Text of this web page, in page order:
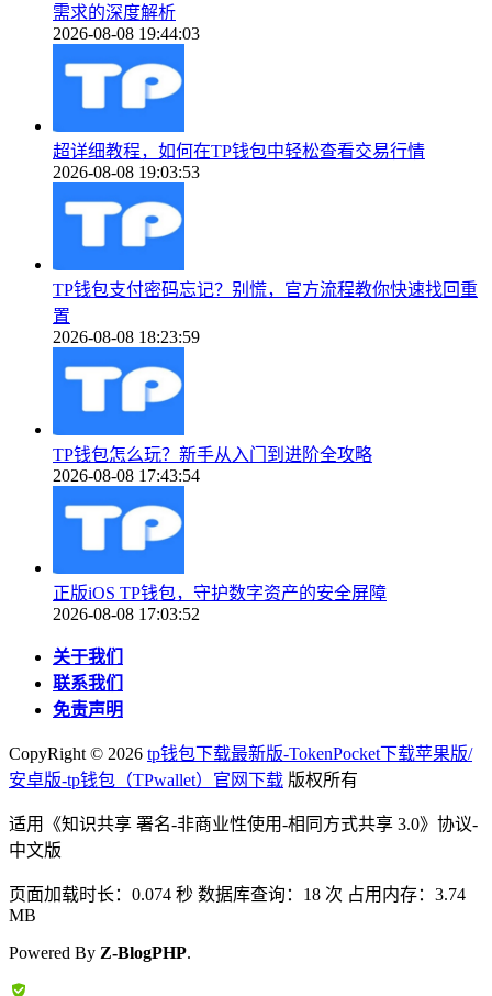
需求的深度解析
2026-08-08 19:44:03
超详细教程，如何在TP钱包中轻松查看交易行情
2026-08-08 19:03:53
TP钱包支付密码忘记？别慌，官方流程教你快速找回重
置
2026-08-08 18:23:59
TP钱包怎么玩？新手从入门到进阶全攻略
2026-08-08 17:43:54
正版iOS TP钱包，守护数字资产的安全屏障
2026-08-08 17:03:52
关于我们
联系我们
免责声明
CopyRight © 2026 tp钱包下载最新版-TokenPocket下载苹果版/
安卓版-tp钱包（TPwallet）官网下载 版权所有
适用《知识共享 署名-非商业性使用-相同方式共享 3.0》协议-
中文版
页面加载时长：0.074 秒 数据库查询：18 次 占用内存：3.74
MB
Powered By Z-BlogPHP.